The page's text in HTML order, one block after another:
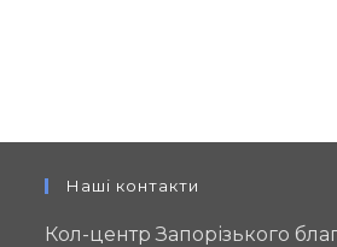
Наші контакти
Кол-центр Запорізького